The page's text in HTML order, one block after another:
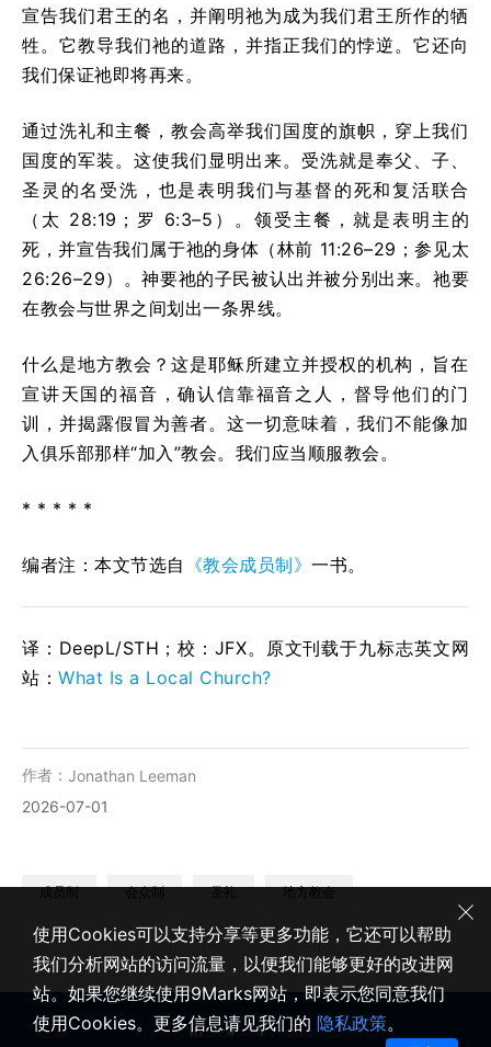
宣告我们君王的名，并阐明祂为成为我们君王所作的牺
牲。它教导我们祂的道路，并指正我们的悖逆。它还向
我们保证祂即将再来。
通过洗礼和主餐，教会高举我们国度的旗帜，穿上我们
国度的军装。这使我们显明出来。受洗就是奉父、子、
圣灵的名受洗，也是表明我们与基督的死和复活联合
（太 28:19；罗 6:3–5）。领受主餐，就是表明主的
死，并宣告我们属于祂的身体（林前 11:26–29；参见太
26:26–29）。神要祂的子民被认出并被分别出来。祂要
在教会与世界之间划出一条界线。
什么是地方教会？这是耶稣所建立并授权的机构，旨在
宣讲天国的福音，确认信靠福音之人，督导他们的门
训，并揭露假冒为善者。这一切意味着，我们不能像加
入俱乐部那样“加入”教会。我们应当顺服教会。
* * * * *
编者注：本文节选自 《教会成员制》 一书。
译：DeepL/STH；校： JFX。原文刊载于九标志英文网
站： What Is a Local Church?
作者： Jonathan Leeman
2026-07-01
成员制 会众制 圣礼 地方教会
使用Cookies可以支持分享等更多功能，它还可以帮助
我们分析网站的访问流量，以便我们能够更好的改进网
站。如果您继续使用9Marks网站，即表示您同意我们
使用Cookies。更多信息请见我们的 隐私政策。